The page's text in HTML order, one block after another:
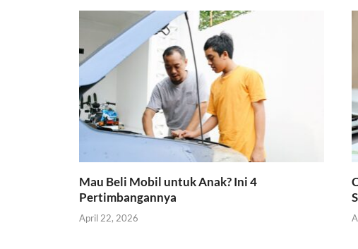
Mau Beli Mobil untuk Anak? Ini 4
Pertimbangannya
April 22, 2026